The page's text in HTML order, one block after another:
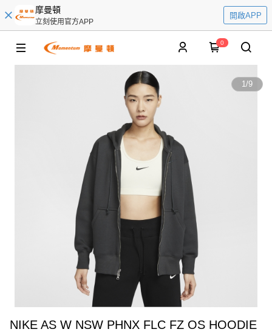
摩曼頓
立刻使用官方APP
開啟APP
0
1/9
NIKE AS W NSW PHNX FLC FZ OS HOODIE